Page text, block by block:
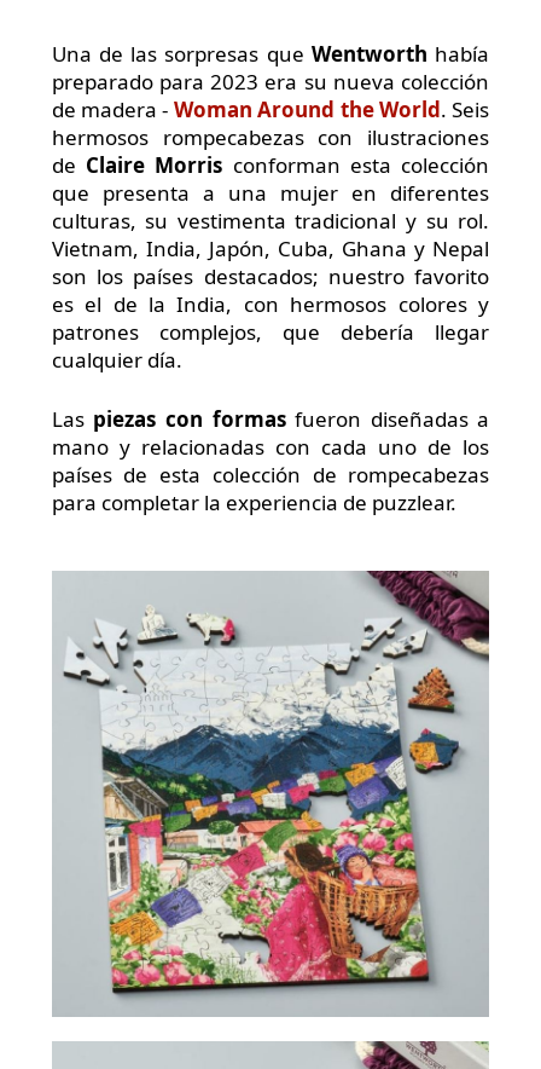
Una de las sorpresas queWentworth había
preparado para 2023 era su nueva colección
de madera - Woman Around the World. Seis
hermosos rompecabezas con ilustraciones
de Claire Morris conforman esta colección
que presenta a una mujer en diferentes
culturas, su vestimenta tradicional y su rol.
Vietnam, India, Japón, Cuba, Ghana y Nepal
son los países destacados; nuestro favorito
es el de la India, con hermosos colores y
patrones complejos, que debería llegar
cualquier día.
Las piezas con formasfueron diseñadas a
mano y relacionadas con cada uno de los
países de esta colección de rompecabezas
para completar la experiencia de puzzlear.